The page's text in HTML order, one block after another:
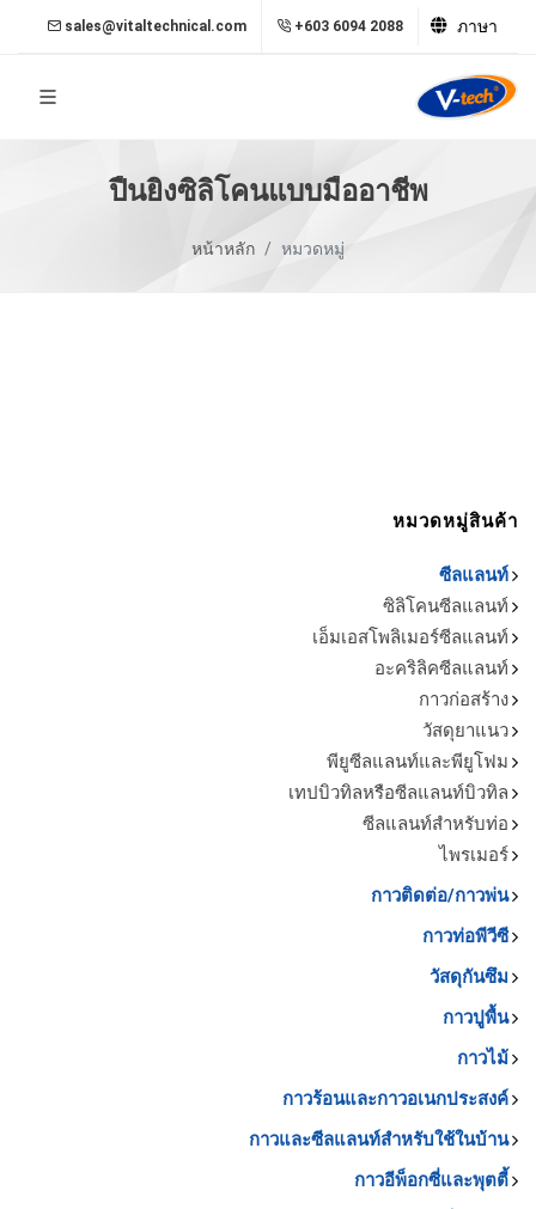
sales@vitaltechnical.com +603 6094 2088 ภาษา
ปืนยิงซิลิโคนแบบมืออาชีพ
หน้าหลัก หมวดหมู่
หมวดหมู่สินค้า
ซีลแลนท์
ซิลิโคนซีลแลนท์
เอ็มเอสโพลิเมอร์ซีลแลนท์
อะคริลิคซีลแลนท์
กาวก่อสร้าง
วัสดุยาแนว
พียูซีลแลนท์และพียูโฟม
เทปบิวทิลหรือซีลแลนท์บิวทิล
ซีลแลนท์สำหรับท่อ
ไพรเมอร์
กาวติดต่อ/กาวพ่น
กาวท่อพีวีซี
วัสดุกันซึม
กาวปูพื้น
กาวไม้
กาวร้อนและกาวอเนกประสงค์
กาวและซีลแลนท์สำหรับใช้ในบ้าน
กาวอีพ็อกซี่และพุตตี้